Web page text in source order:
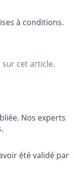
à conditions.
cet article.
Nos experts
été validé par